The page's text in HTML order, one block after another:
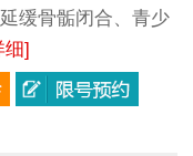
缓骨骺闭合、青少
细]